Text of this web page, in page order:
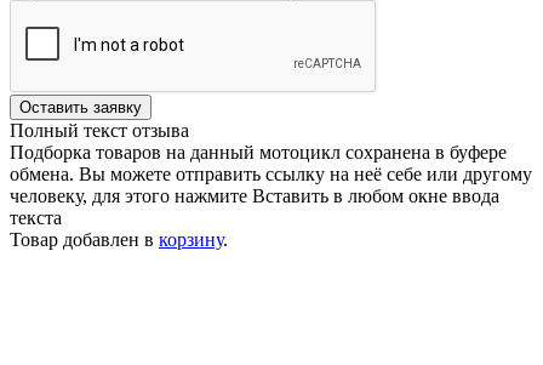
Оставить заявку
Полный текст отзыва
Подборка товаров на данный мотоцикл сохранена в буфере
обмена. Вы можете отправить ссылку на неё себе или другому
человеку, для этого нажмите Вставить в любом окне ввода
текста
Товар добавлен в корзину.